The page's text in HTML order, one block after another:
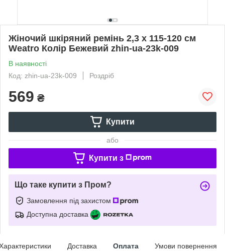
Жіночий шкіряний ремінь 2,3 х 115-120 см
Weatro Колір Бежевий zhin-ua-23k-009
В наявності
Код: zhin-ua-23k-009
Роздріб
569 ₴
Купити
або
Купити з
Що таке купити з Пром?
Замовлення під захистом
Доступна доставка
Доставка Оплата Умови повернення